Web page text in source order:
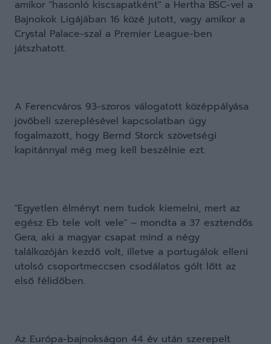
amikor "hasonló kiscsapatként" a Hertha BSC-vel a
Bajnokok Ligájában 16 közé jutott, vagy amikor a
Crystal Palace-szal a Premier League-ben
játszhatott.
A Ferencváros 93-szoros válogatott középpályása
jövőbeli szereplésével kapcsolatban úgy
fogalmazott, hogy Bernd Storck szövetségi
kapitánnyal még meg kell beszélnie ezt.
"Egyetlen élményt nem tudok kiemelni, mert az
egész Eb tele volt vele" – mondta a 37 esztendős
Gera, aki a magyar csapat mind a négy
találkozóján kezdő volt, illetve a portugálok elleni
utolsó csoportmeccsen csodálatos gólt lőtt az
első félidőben.
Az Európa-bajnokságon 44 év után szerepelt